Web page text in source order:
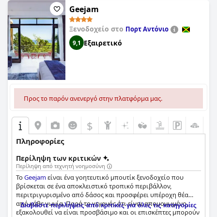
να τον βρίσκουν όμορφο. Τα κρεβάτια επαινούνται σταθερά
ως άνετα με τους επισκέπτες να απολαμβάνουν έναν
ξεκούραστο ύπνο. Συνολικά, ενώ υπάρχουν κάποιοι τομείς
για βελτίωση, το
The Jamaica Pegasus Hotelπροσφέρει ένα
καθαρό και ελκυστικό μέρος για διαμονή με εξαιρετική
τοποθεσία και φιλικό προσωπικό.
Geejam
Ξενοδοχείο στο Πορτ Αντόνιο
9,1 Εξαιρετικό
Προς το παρόν ανενεργό στην πλατφόρμα μας.
$
Πληροφορίες
Περίληψη των κριτικών
Περίληψη από τεχνητή νοημοσύνη
ΤοGeejamείναι ένα γοητευτικό μπουτίκ ξενοδοχείο που
βρίσκεται σε ένα αποκλειστικό τροπικό περιβάλλον,
περιτριγυρισμένο από δάσος και προσφέρει υπέροχη θέα
από κάθε γωνία. Παρά το γεγονός ότι είναι απομονωμένο,
εξακολουθεί να είναι προσβάσιμο και οι επισκέπτες μπορούν
Διαβάστε περιλήψεις από κριτικές για όλες τις κατηγορίες